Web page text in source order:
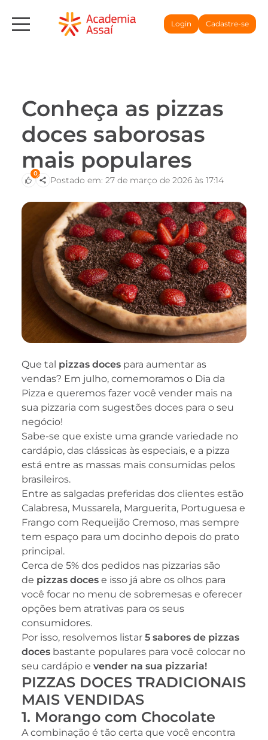
Login Cadastre-se
Conheça as pizzas
doces saborosas
mais populares
0
Postado em: 27 de março de 2026 às 17:14
Que tal pizzas doces para aumentar as
vendas? Em julho, comemoramos o Dia da
Pizza e queremos fazer você vender mais na
sua pizzaria com sugestões doces para o seu
negócio!
Sabe-se que existe uma grande variedade no
cardápio, das clássicas às especiais, e a pizza
está entre as massas mais consumidas pelos
brasileiros.
Entre as salgadas preferidas dos clientes estão
Calabresa, Mussarela, Marguerita, Portuguesa e
Frango com Requeijão Cremoso, mas sempre
tem espaço para um docinho depois do prato
principal.
Cerca de 5% dos pedidos nas pizzarias são
de pizzas doces e isso já abre os olhos para
você focar no menu de sobremesas e oferecer
opções bem atrativas para os seus
consumidores.
Por isso, resolvemos listar 5 sabores de pizzas
doces bastante populares para você colocar no
seu cardápio e vender na sua pizzaria!
PIZZAS DOCES TRADICIONAIS
MAIS VENDIDAS
1. Morango com Chocolate
A combinação é tão certa que você encontra